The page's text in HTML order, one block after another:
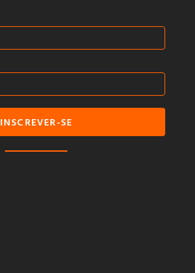
INSCREVER-SE